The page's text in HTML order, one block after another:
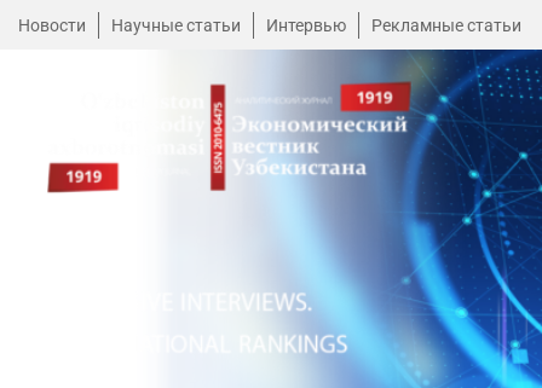
Новости Научные статьи Интервью Рекламные статьи